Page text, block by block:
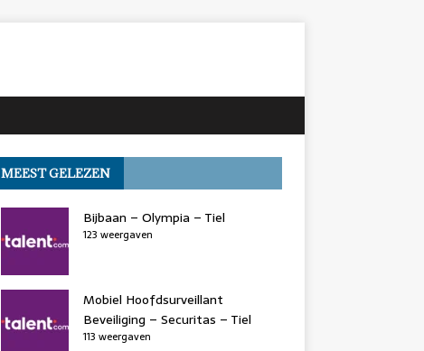
MEEST GELEZEN
Bijbaan – Olympia – Tiel
123 weergaven
Mobiel Hoofdsurveillant
Beveiliging – Securitas – Tiel
113 weergaven